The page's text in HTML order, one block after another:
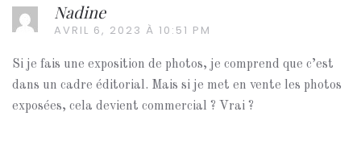
Nadine
AVRIL 6, 2023 À 10:51 PM
Si je fais une exposition de photos, je comprend que c’est
dans un cadre éditorial. Mais si je met en vente les photos
exposées, cela devient commercial ? Vrai ?